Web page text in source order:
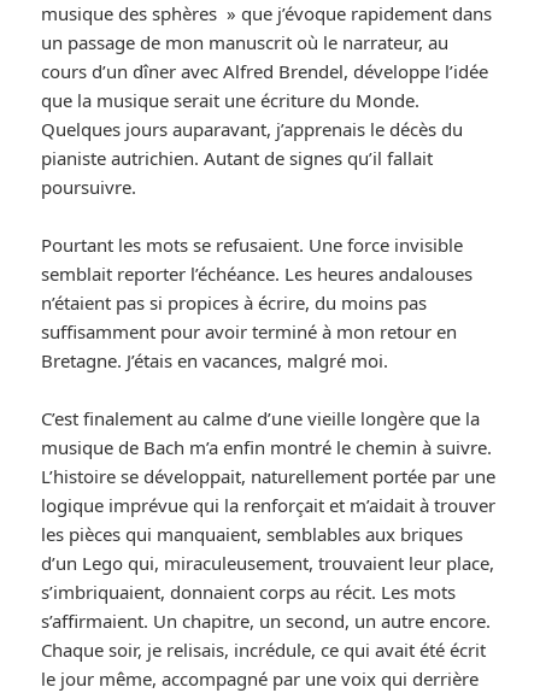
musique des sphères » que j’évoque rapidement dans
un passage de mon manuscrit où le narrateur, au
cours d’un dîner avec Alfred Brendel, développe l’idée
que la musique serait une écriture du Monde.
Quelques jours auparavant, j’apprenais le décès du
pianiste autrichien. Autant de signes qu’il fallait
poursuivre.
Pourtant les mots se refusaient. Une force invisible
semblait reporter l’échéance. Les heures andalouses
n’étaient pas si propices à écrire, du moins pas
suffisamment pour avoir terminé à mon retour en
Bretagne. J’étais en vacances, malgré moi.
C’est finalement au calme d’une vieille longère que la
musique de Bach m’a enfin montré le chemin à suivre.
L’histoire se développait, naturellement portée par une
logique imprévue qui la renforçait et m’aidait à trouver
les pièces qui manquaient, semblables aux briques
d’un Lego qui, miraculeusement, trouvaient leur place,
s’imbriquaient, donnaient corps au récit. Les mots
s’affirmaient. Un chapitre, un second, un autre encore.
Chaque soir, je relisais, incrédule, ce qui avait été écrit
le jour même, accompagné par une voix qui derrière